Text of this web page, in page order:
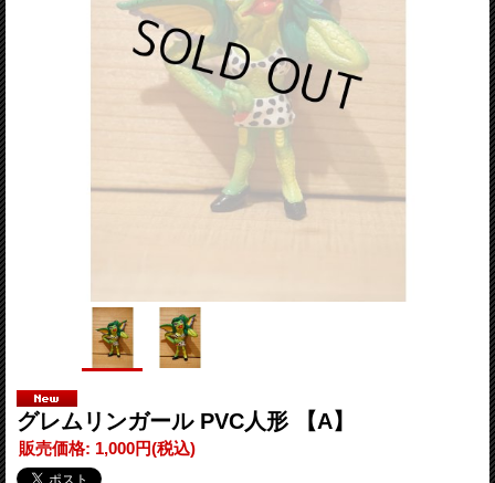
グレムリンガール PVC人形 【A】
販売価格: 1,000円(税込)